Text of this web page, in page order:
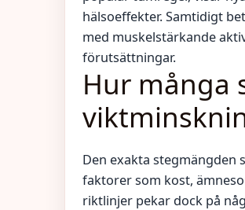
hälsoeffekter. Samtidigt
med muskelstärkande
förutsättningar.
Hur många
Den exakta stegmängden
faktorer som kost,
riktlinjer pekar dock på